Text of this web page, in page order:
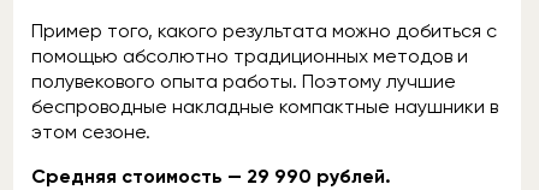
Пример того, какого результата можно добиться с
помощью абсолютно традиционных методов и
полувекового опыта работы. Поэтому лучшие
беспроводные накладные компактные наушники в
этом сезоне.
Средняя стоимость — 29 990 рублей.